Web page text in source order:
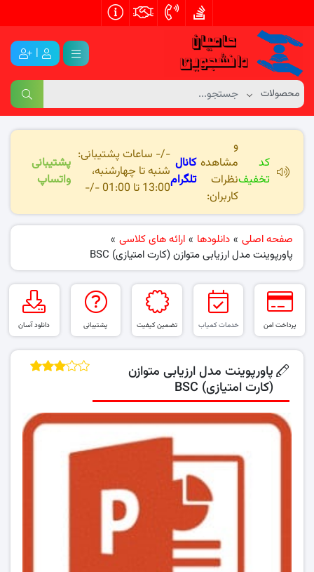
|
کد
تخفیف
و
مشاهده
نظرات
کاربران:
کانال
تلگرام
-/- ساعات پشتیبانی:
شنبه تا چهارشنبه،
13:00 تا 01:00 -/-
پشتیبانی
واتساپ
صفحه اصلی » دانلودها » ارائه های کلاسی »
پاورپوینت مدل ارزیابی متوازن (کارت امتیازی) BSC
پرداخت امن خدمات کمیاب تضمین کیفیت پشتیبانی دانلود آسان
پاورپوینت مدل ارزیابی متوازن
(کارت امتیازی) BSC